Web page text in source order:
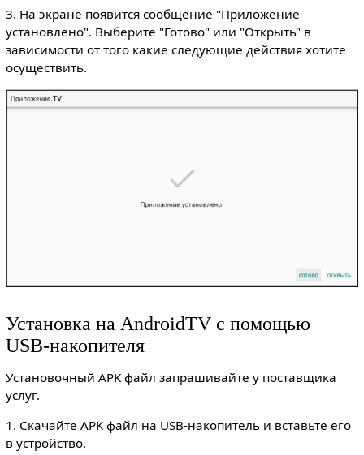
3. На экране появится сообщение "Приложение
установлено". Выберите "Готово" или "Открыть" в
зависимости от того какие следующие действия хотите
осуществить.
Установка на AndroidTV с помощью
USB-накопителя
Установочный APK файл запрашивайте у поставщика
услуг.
1. Скачайте APK файл на USB-накопитель и вставьте его
в устройство.